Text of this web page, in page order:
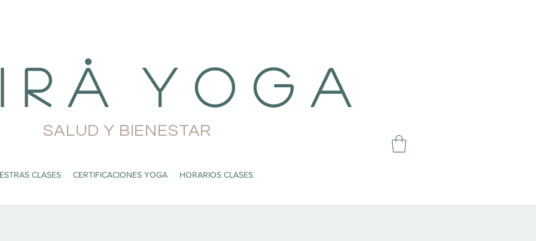
r å Y o g a
CLASES CERTIFICACIONES YOGA HORARIOS CLASES
SALUD Y BIENESTAR